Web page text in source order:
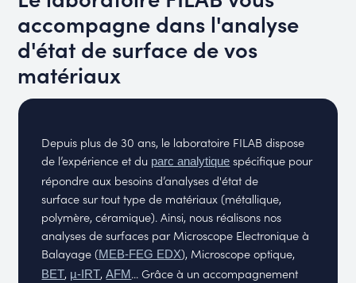
accompagne dans l'analyse
d'état de surface de vos
matériaux
Depuis plus de 30 ans, le laboratoire FILAB dispose
de l’expérience et du parc analytique spécifique pour
répondre aux besoins d’analyses d'état de
surface sur tout type de matériaux (métallique,
polymère, céramique). Ainsi, nous réalisons nos
analyses de surfaces par Microscope Electronique à
Balayage (MEB-FEG EDX), Microscope optique,
BET, µ-IRT,AFM ... Grâce à un accompagnement